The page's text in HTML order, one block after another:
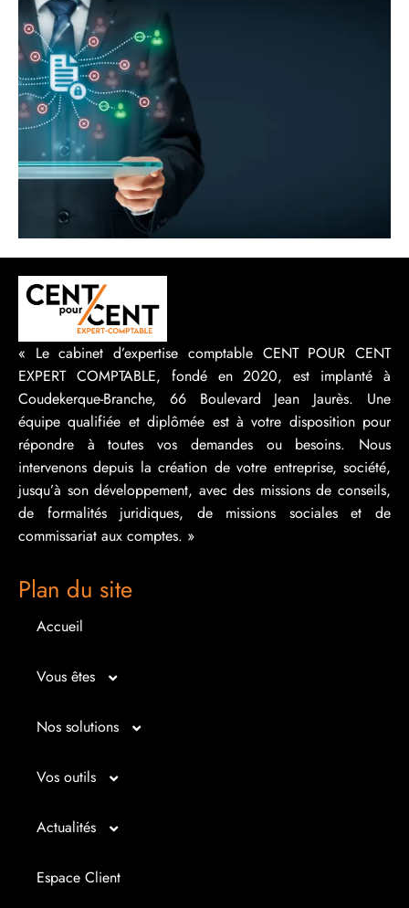
« Le cabinet d’expertise comptable CENT POUR CENT
EXPERT COMPTABLE, fondé en 2020, est implanté à
Coudekerque-Branche, 66 Boulevard Jean Jaurès. Une
équipe qualifiée et diplômée est à votre disposition pour
répondre à toutes vos demandes ou besoins. Nous
intervenons depuis la création de votre entreprise, société,
jusqu’à son développement, avec des missions de conseils,
de formalités juridiques, de missions sociales et de
commissariat aux comptes. »
Plan du site
Accueil
Vous êtes
Micro entrepreneur
Créateur d’entreprise
Repreneur d’entreprise
Nos solutions
Entrepreunariat
Gestion
Juridique
Vos outils
Bilan imagé
Tableau de bord
Actualités
Actualités
Espace Client